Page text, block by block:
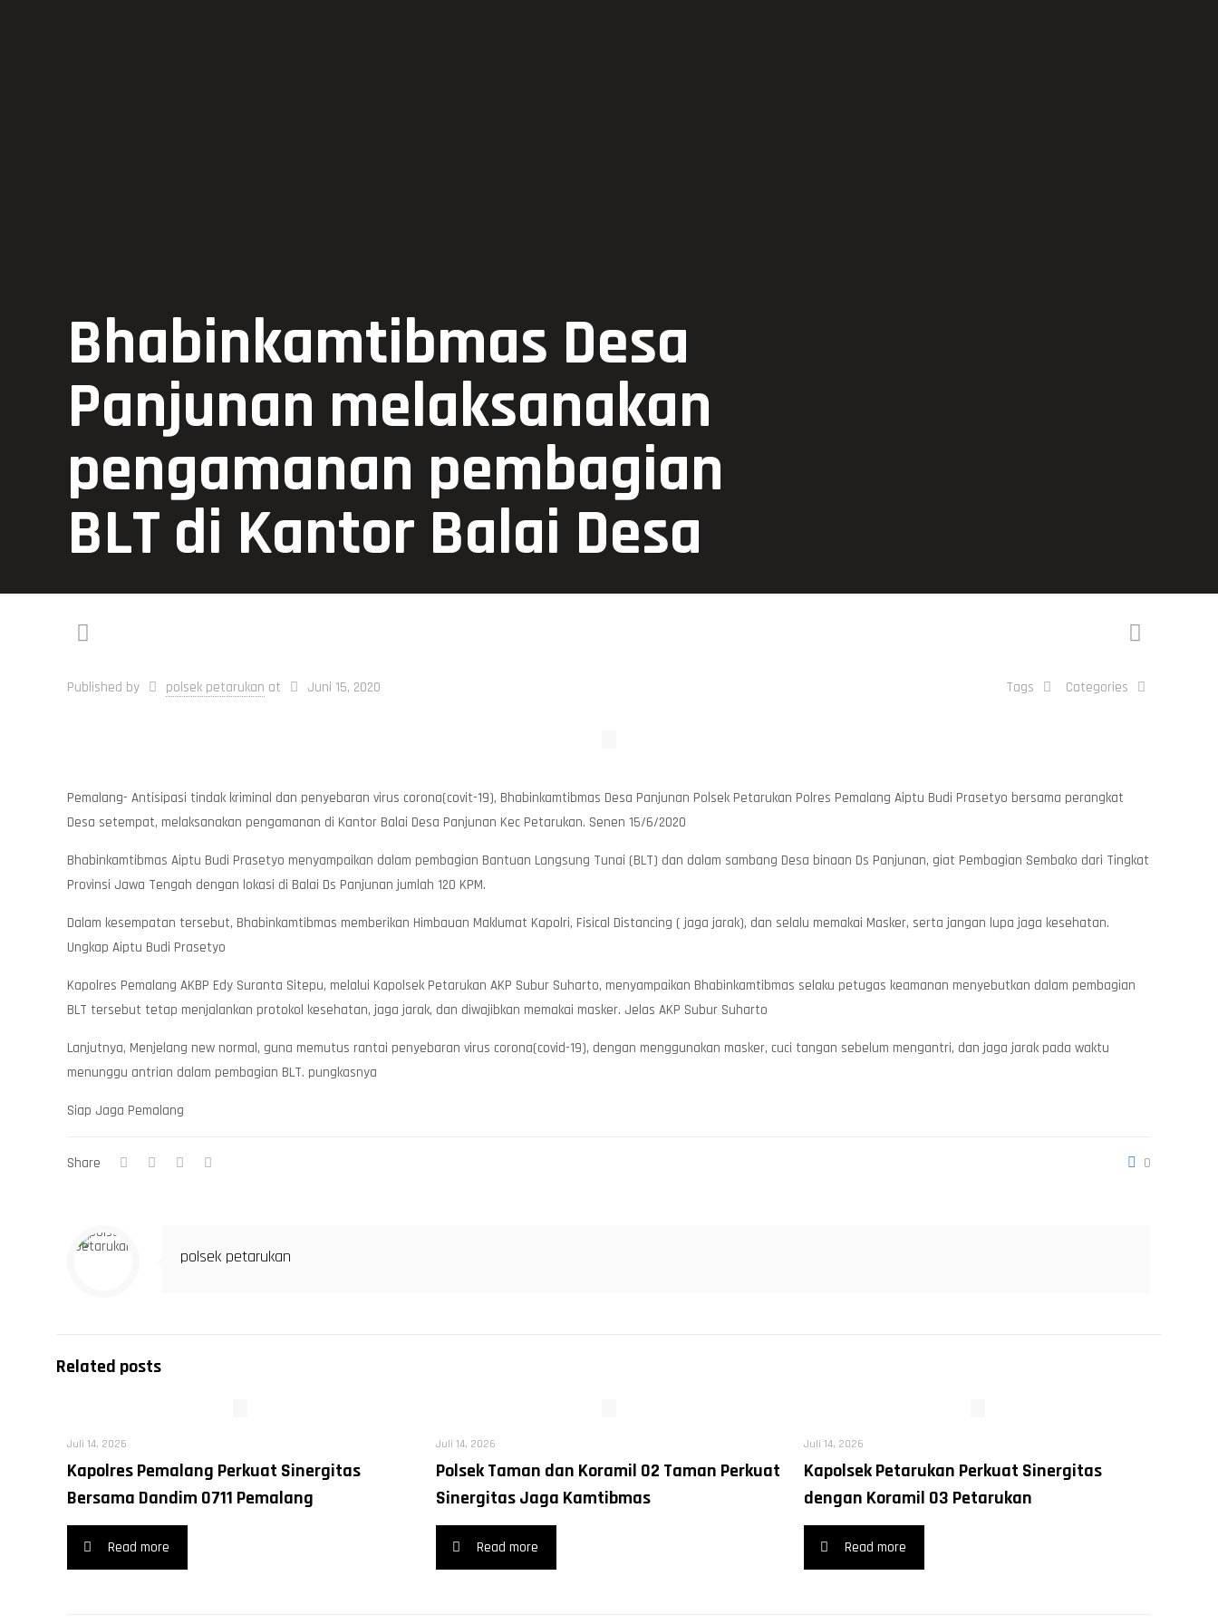
Bhabinkamtibmas Desa
Panjunan melaksanakan
pengamanan pembagian
BLT di Kantor Balai Desa
Published by polsek petarukan at Juni 15, 2020 Categories
Tags
Pemalang- Antisipasi tindak kriminal dan penyebaran virus corona(covit-19), Bhabinkamtibmas Desa Panjunan Polsek Petarukan Polres Pemalang Aiptu Budi Prasetyo bersama perangkat
Desa setempat, melaksanakan pengamanan di Kantor Balai Desa Panjunan Kec Petarukan. Senen 15/6/2020
Bhabinkamtibmas Aiptu Budi Prasetyo menyampaikan dalam pembagian Bantuan Langsung Tunai (BLT) dan dalam sambang Desa binaan Ds Panjunan, giat Pembagian Sembako dari Tingkat
Provinsi Jawa Tengah dengan lokasi di Balai Ds Panjunan jumlah 120 KPM.
Dalam kesempatan tersebut, Bhabinkamtibmas memberikan Himbauan Maklumat Kapolri, Fisical Distancing ( jaga jarak), dan selalu memakai Masker, serta jangan lupa jaga kesehatan.
Ungkap Aiptu Budi Prasetyo
Kapolres Pemalang AKBP Edy Suranta Sitepu, melalui Kapolsek Petarukan AKP Subur Suharto, menyampaikan Bhabinkamtibmas selaku petugas keamanan menyebutkan dalam pembagian
BLT tersebut tetap menjalankan protokol kesehatan, jaga jarak, dan diwajibkan memakai masker. Jelas AKP Subur Suharto
Lanjutnya, Menjelang new normal, guna memutus rantai penyebaran virus corona(covid-19), dengan menggunakan masker, cuci tangan sebelum mengantri, dan jaga jarak pada waktu
menunggu antrian dalam pembagian BLT. pungkasnya
Siap Jaga Pemalang
Share 0
polsek petarukan
Related posts
Juli 14, 2026
Kapolres Pemalang Perkuat Sinergitas
Bersama Dandim 0711 Pemalang
Read more
Juli 14, 2026
Polsek Taman dan Koramil 02 Taman Perkuat
Sinergitas Jaga Kamtibmas
Read more
Juli 14, 2026
Kapolsek Petarukan Perkuat Sinergitas
dengan Koramil 03 Petarukan
Read more